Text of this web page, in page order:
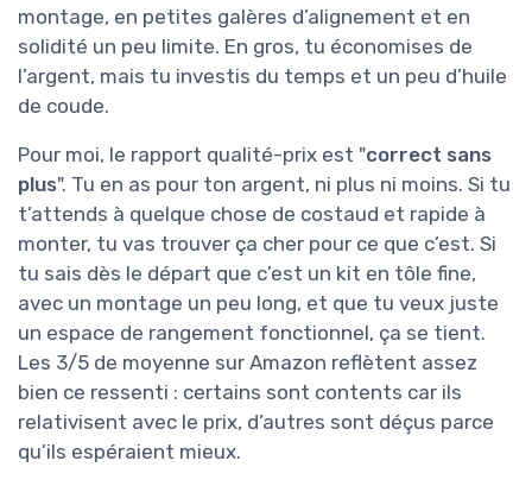
montage, en petites galères d’alignement et en
solidité un peu limite. En gros, tu économises de
l’argent, mais tu investis du temps et un peu d’huile
de coude.
Pour moi, le rapport qualité-prix est "correct sans
plus". Tu en as pour ton argent, ni plus ni moins. Si tu
t’attends à quelque chose de costaud et rapide à
monter, tu vas trouver ça cher pour ce que c’est. Si
tu sais dès le départ que c’est un kit en tôle fine,
avec un montage un peu long, et que tu veux juste
un espace de rangement fonctionnel, ça se tient.
Les 3/5 de moyenne sur Amazon reflètent assez
bien ce ressenti : certains sont contents car ils
relativisent avec le prix, d’autres sont déçus parce
qu’ils espéraient mieux.